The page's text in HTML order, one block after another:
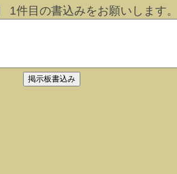
1件目の書込みをお願いします。